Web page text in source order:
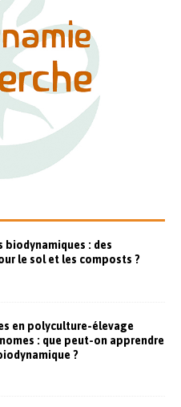
biodynamiques : des
le sol et les composts ?
en polyculture-élevage
: que peut-on apprendre
?